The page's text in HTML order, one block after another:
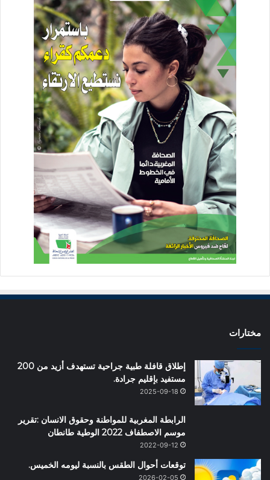
مختارات
إطلاق قافلة طبية جراحية تستهدف أزيد من 200
مستفيد بإقليم جرادة.
2025-09-18
الرابطة المغربية للمواطنة وحقوق الانسان :تقرير
موسم الاصطفاف 2022 الوطية طانطان
2022-09-12
توقعات أحوال الطقس بالنسبة ليومه الخميس.
2026-02-05